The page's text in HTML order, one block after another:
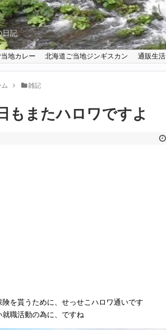
日記
地カレー 北海道ご当地ジンギスカン 通販生活
ム 雑記
もまたハロワですよ
険を貰うために、せっせこハロワ通いです
就職活動の為に、ですね